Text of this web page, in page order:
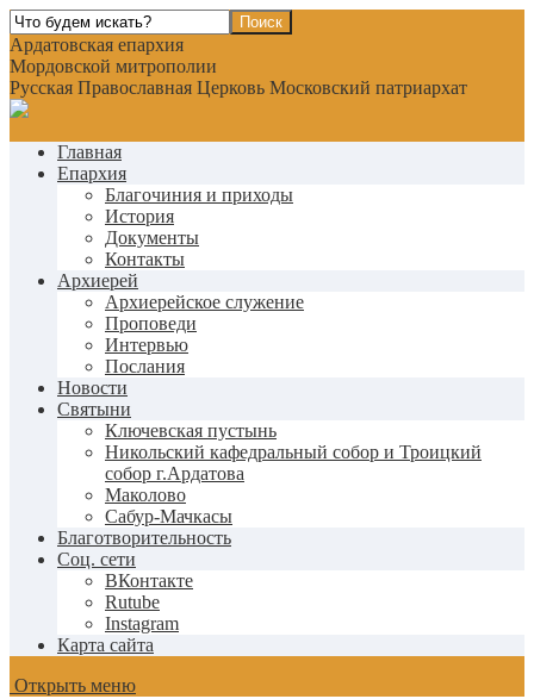
Ардатовская епархия
Мордовской митрополии
Русская Православная Церковь Московский патриархат
Главная
Епархия
Благочиния и приходы
История
Документы
Контакты
Архиерей
Архиерейское служение
Проповеди
Интервью
Послания
Новости
Святыни
Ключевская пустынь
Никольский кафедральный собор и Троицкий
собор г.Ардатова
Маколово
Сабур-Мачкасы
Благотворительность
Соц. сети
ВКонтакте
Rutube
Instagram
Карта сайта
Открыть меню